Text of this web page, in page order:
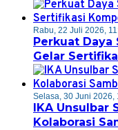
Rabu, 22 Juli 2026,
Perkuat Daya
Gelar
Selasa, 30 Juni 2026,
IKA Unsulbar
Kolaborasi